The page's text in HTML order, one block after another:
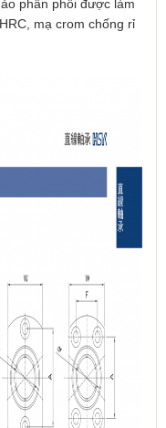
phân phối được làm
mạ crom chống rỉ